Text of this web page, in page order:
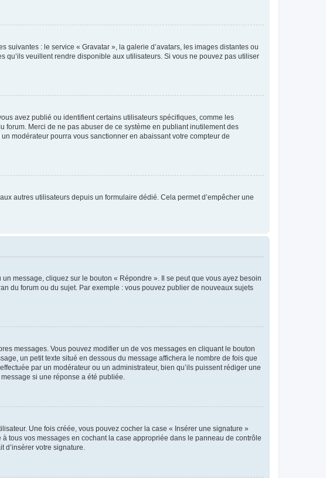
: le service « Gravatar », la galerie d’avatars, les images distantes ou
qu’ils veuillent rendre disponible aux utilisateurs. Si vous ne pouvez pas utiliser
avez publié ou identifient certains utilisateurs spécifiques, comme les
Merci de ne pas abuser de ce système en publiant inutilement des
modérateur pourra vous sanctionner en abaissant votre compteur de
autres utilisateurs depuis un formulaire dédié. Cela permet d’empêcher une
message, cliquez sur le bouton « Répondre ». Il se peut que vous ayez besoin
du forum ou du sujet. Par exemple : vous pouvez publier de nouveaux sujets
messages. Vous pouvez modifier un de vos messages en cliquant le bouton
un petit texte situé en dessous du message affichera le nombre de fois que
par un modérateur ou un administrateur, bien qu’ils puissent rédiger une
si une réponse a été publiée.
Une fois créée, vous pouvez cocher la case « Insérer une signature »
tous vos messages en cochant la case appropriée dans le panneau de contrôle
votre signature.